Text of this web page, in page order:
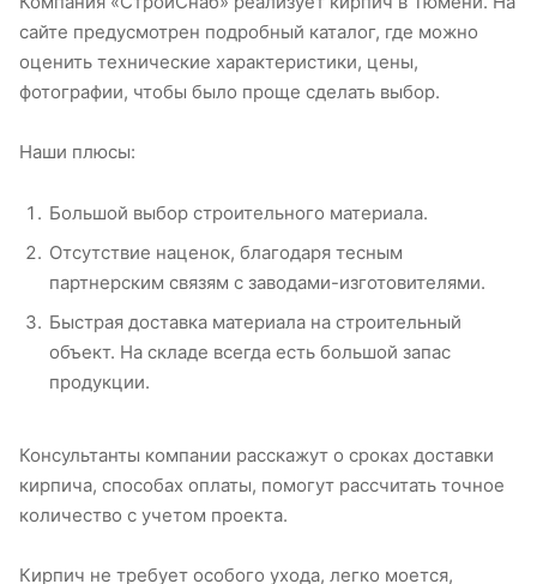
сайте предусмотрен подробный каталог, где можно
оценить технические характеристики, цены,
фотографии, чтобы было проще сделать выбор.
Наши плюсы:
Большой выбор строительного материала.
Отсутствие наценок, благодаря тесным
партнерским связям с заводами-изготовителями.
Быстрая доставка материала на строительный
объект. На складе всегда есть большой запас
продукции.
Консультанты компании расскажут о сроках доставки
кирпича, способах оплаты, помогут рассчитать точное
количество с учетом проекта.
Кирпич не требует особого ухода, легко моется,